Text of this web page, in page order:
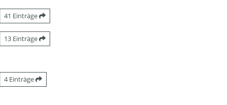
41 Einträge
13 Einträge
4 Einträge